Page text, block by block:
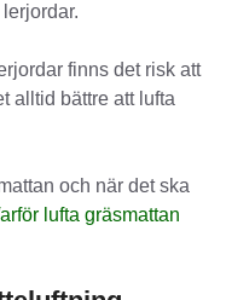
finns det risk att
alltid bättre att lufta
och när det ska
lufta gräsmattan